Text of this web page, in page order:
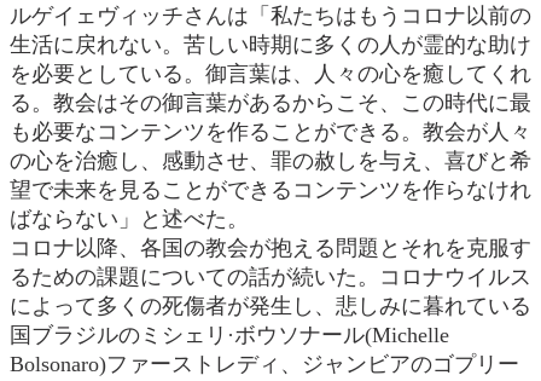
ルゲイェヴィッチさんは「私たちはもうコロナ以前の
生活に戻れない。苦しい時期に多くの人が霊的な助け
を必要としている。御言葉は、人々の心を癒してくれ
る。教会はその御言葉があるからこそ、この時代に最
も必要なコンテンツを作ることができる。教会が人々
の心を治癒し、感動させ、罪の赦しを与え、喜びと希
望で未来を見ることができるコンテンツを作らなけれ
ばならない」と述べた。
コロナ以降、各国の教会が抱える問題とそれを克服す
るための課題についての話が続いた。コロナウイルス
によって多くの死傷者が発生し、悲しみに暮れている
国ブラジルのミシェリ·ボウソナール(Michelle
Bolsonaro)ファーストレディ、ジャンビアのゴプリー